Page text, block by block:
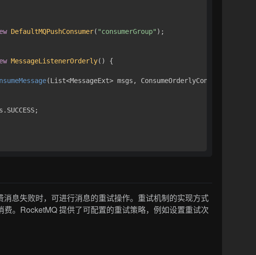
DefaultMQPushConsumer( "consumerGroup" );
MessageListenerOrderly() {
(List<MessageExt> msgs, ConsumeOrderlyContext context)
息失败时，可进行消息的重试操作。重试机制的实现方式
。RocketMQ 提供了可配置的重试策略，例如设置重试次